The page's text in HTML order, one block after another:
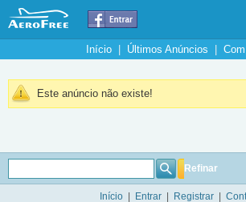
Início| Últimos Anúncios
Este anúncio não existe!
Refinar
Início Entrar Registrar